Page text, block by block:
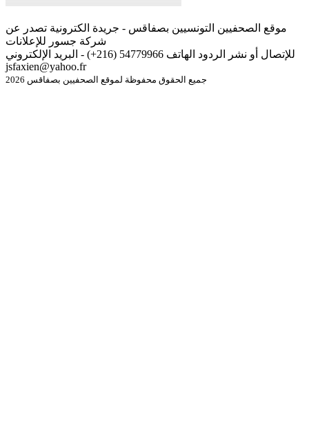
موقع الصحفيين التونسيين بصفاقس - جريدة الكترونية تصدر عن
شركة جسور للإعلانات
للإتصال أو نشر الردود الهاتف 54779966 (216+) - البريد الإلكتروني
jsfaxien@yahoo.fr
جميع الحقوق محفوظة لموقع الصحفيين بصفاقس 2026